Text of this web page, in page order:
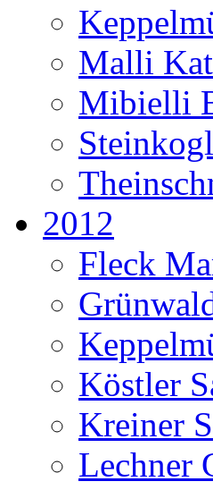
Malli
Mibielli
2012
Fleck
Köstler
Kreiner
Lechner